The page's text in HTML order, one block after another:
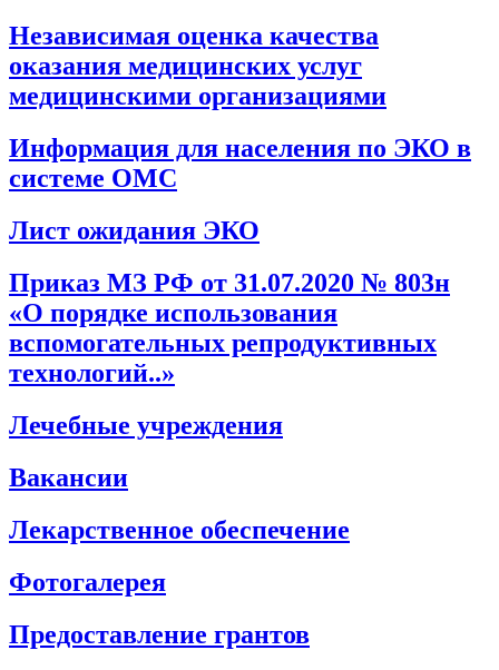
Независимая оценка качества
оказания медицинских услуг
медицинскими организациями
Информация для населения по ЭКО в
системе ОМС
Лист ожидания ЭКО
Приказ МЗ РФ от 31.07.2020 № 803н
«О порядке использования
вспомогательных репродуктивных
технологий..»
Лечебные учреждения
Вакансии
Лекарственное обеспечение
Фотогалерея
Предоставление грантов